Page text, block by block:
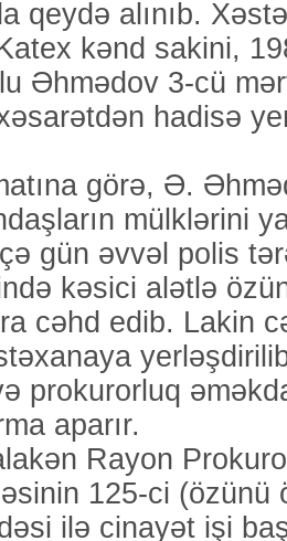
qeydə alınıb.
kənd sakini,
Əhmədov 3-cü
hadisə
görə, Ə.
mülklərini
gün əvvəl polis
kəsici alətlə
cəhd edib. Lakin
prokurorluq
aparır.
Rayon
125-ci (özünü
ilə cinayət işi